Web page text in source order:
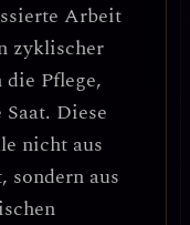
Arbeit
zyklischer
die Pflege,
Diese
nicht aus
sondern aus